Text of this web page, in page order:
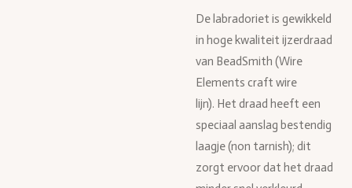
De labradoriet is gewikkeld
in hoge kwaliteit ijzerdraad
van BeadSmith (Wire
Elements craft wire
lijn). Het draad heeft een
speciaal aanslag bestendig
laagje (non tarnish); dit
zorgt ervoor dat het draad